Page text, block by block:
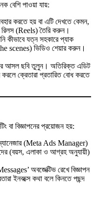
বেশি পাওয়া যায়:
করতে হয় বা এটি দেখতে কেমন,
রিলস (Reels) তৈরি করুন।
কীভাবে যত্ন সহকারে প্যাক
scenes) ভিডিও শেয়ার করুন।
আসল ছবি তুলুন। অতিরিক্ত এডিট
করলে ক্রেতারা প্রতারিত বোধ করতে
বা বিজ্ঞাপনের প্রয়োজন হয়:
(Meta Ads Manager)
(বয়স, এলাকা ও আগ্রহ অনুযায়ী)
অবজেক্টিভ রেখে বিজ্ঞাপন
ইনবক্সে কথা বলে কিনতে পছন্দ